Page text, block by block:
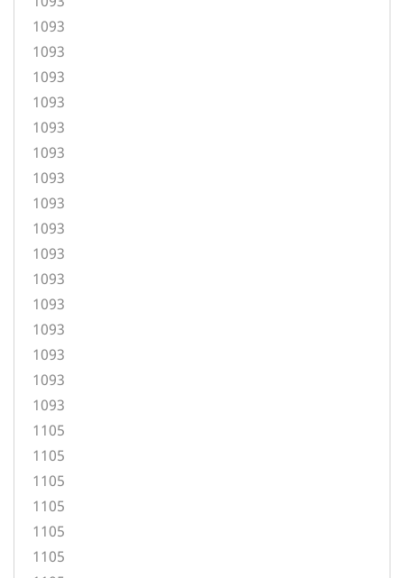
1093
1093
1093
1093
1093
1093
1093
1093
1093
1093
1093
1093
1093
1093
1093
1093
1105
1105
1105
1105
1105
1105